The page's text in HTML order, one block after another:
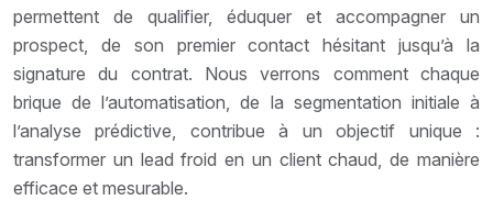
permettent de qualifier, éduquer et accompagner un
prospect, de son premier contact hésitant jusqu’à la
signature du contrat. Nous verrons comment chaque
brique de l’automatisation, de la segmentation initiale à
l’analyse prédictive, contribue à un objectif unique :
transformer un lead froid en un client chaud, de manière
efficace et mesurable.